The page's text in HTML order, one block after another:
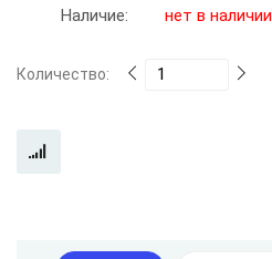
Наличие:
нет в наличии
Количество: